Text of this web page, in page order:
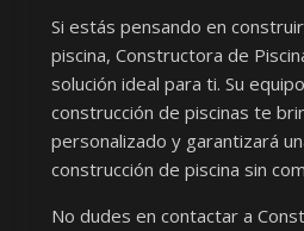
Si estás pensando en
piscina, Constructora de
solución ideal para ti. Su
construcción de piscinas te
personalizado y garantizará
construcción de piscina sin
No dudes en contactar a